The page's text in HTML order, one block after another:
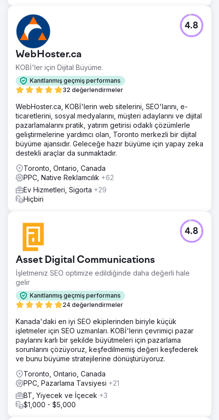
Kampanyaları Yeniden Oluşturma: Kampanyalar araç
modeline göre bölündü (F-1).
Sonuç
+%160 İlk 10 Anahtar Kelime Büyümesi 23.000+ Web Sitesi
Ziyareti İlk 3'teki Anahtar Kelimeler: +%46 İlk 10'daki
Anahtar Kelimeler: +%160 GBP Görüntülemeleri: +%30
Web Sitesi Ziyaretleri: +%30
WebHoster.ca
KOBİ'ler için Dijital Büyüme.
Kanıtlanmış geçmiş performans
32 değerlendirmeler
4.8
WebHoster.ca, KOBİ'lerin web sitelerini, SEO'larını, e-
ticaretlerini, sosyal medyalarını, müşteri adaylarını ve dijital
pazarlamalarını pratik, yatırım getirisi odaklı çözümlerle
geliştirmelerine yardımcı olan, Toronto merkezli bir dijital
büyüme ajansıdır. Geleceğe hazır büyüme için yapay zeka
destekli araçlar da sunmaktadır.
Toronto, Ontario, Canada
PPC, Native Reklamcılık +62
Ev Hizmetleri, Sigorta +29
Hiçbiri
Asset Digital Communications
İşletmeniz SEO optimize edildiğinde daha değerli hale
gelir
Kanıtlanmış geçmiş performans
24 değerlendirmeler
4.8
Kanada'daki en iyi SEO ekiplerinden biriyle küçük
işletmeler için SEO uzmanları. KOBİ'lerin çevrimiçi pazar
paylarını karlı bir şekilde büyütmeleri için pazarlama
sorunlarını çözüyoruz, keşfedilmemiş değeri keşfederek
ve bunu büyüme stratejilerine dönüştürüyoruz.
Toronto, Ontario, Canada
PPC, Pazarlama Tavsiyesi +21
BT, Yiyecek ve İçecek +3
$1,000 - $5,000